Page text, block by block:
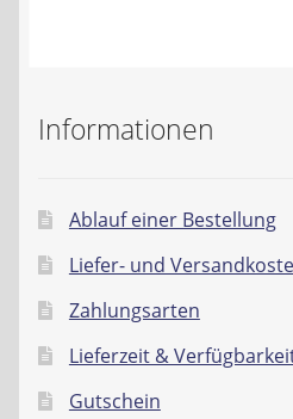
Widerrufsbelehrung
Datenschutzerklärung
Impressum
Informationen
Ablauf einer Bestellung
Liefer- und
Zahlungsarten
Lieferzeit &
Gutschein